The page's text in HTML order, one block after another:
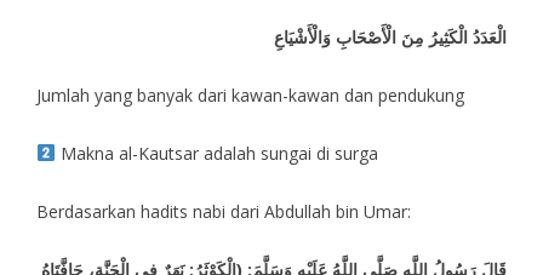
الْعَدَدُ الْكَثِيرُ مِنَ الْأَصْحَابِ وَالْأَشْيَاعِ
Jumlah yang banyak dari kawan-kawan dan pendukung
Makna al-Kautsar adalah sungai di surga
Berdasarkan hadits nabi dari Abdullah bin Umar:
قَالَ رَسُولُ اللَّهِ صَلَّى اللَّهُ عَلَيْهِ وَسَلَّمَ: (الْكَوْثَرُ: نَهَرٌ فِي الْجَنَّةِ، حَافَّتَاهُ